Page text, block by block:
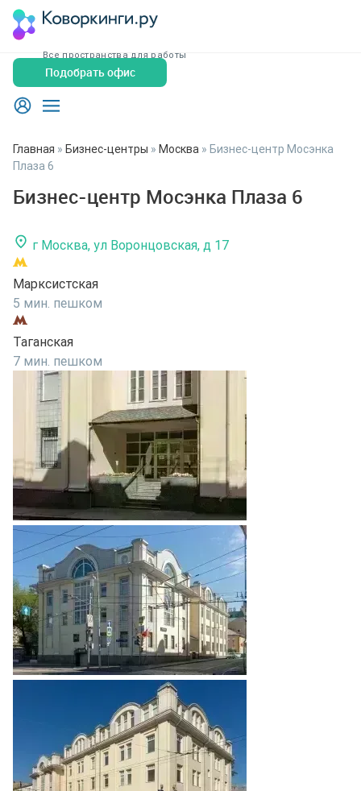
Все пространства для работы
Подобрать офис
Главная » Бизнес-центры » Москва » Бизнес-центр Мосэнка
Плаза 6
Бизнес-центр Мосэнка Плаза 6
г Москва, ул Воронцовская, д 17
Марксистская
5 мин. пешком
Таганская
7 мин. пешком